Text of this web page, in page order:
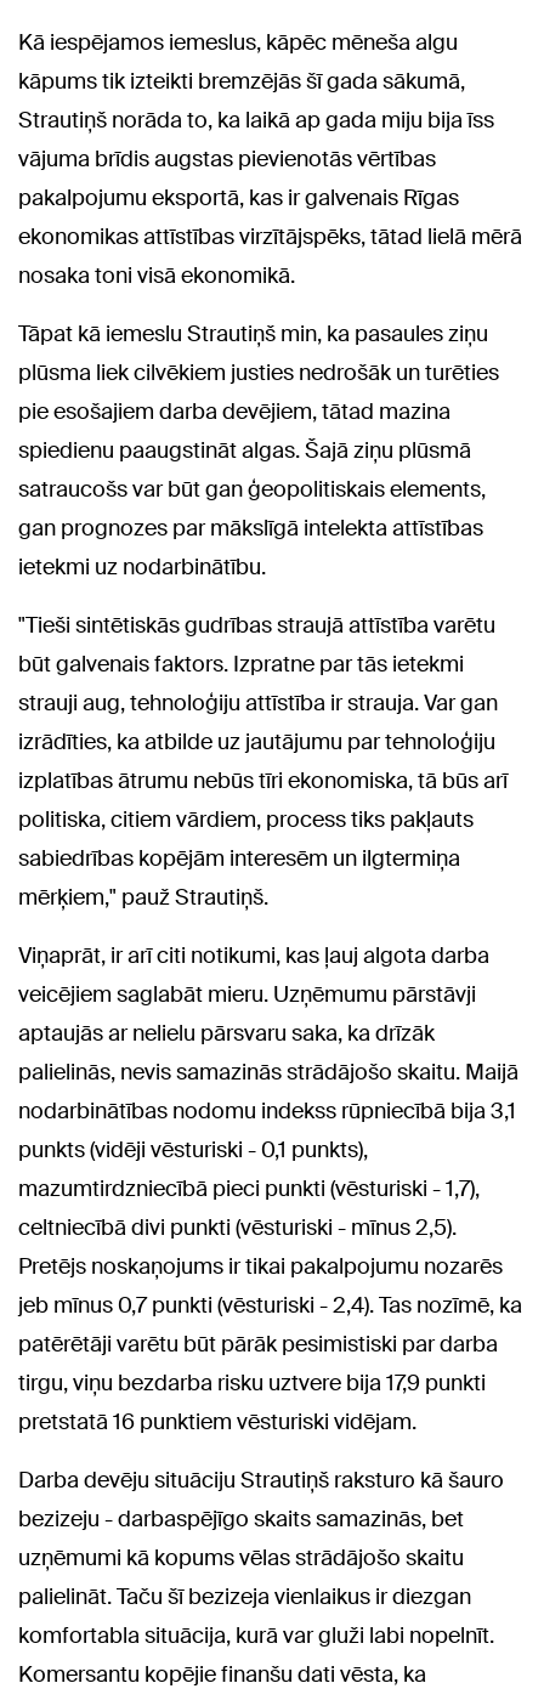
Kā iespējamos iemeslus, kāpēc mēneša algu
kāpums tik izteikti bremzējās šī gada sākumā,
Strautiņš norāda to, ka laikā ap gada miju bija īss
vājuma brīdis augstas pievienotās vērtības
pakalpojumu eksportā, kas ir galvenais Rīgas
ekonomikas attīstības virzītājspēks, tātad lielā mērā
nosaka toni visā ekonomikā.
Tāpat kā iemeslu Strautiņš min, ka pasaules ziņu
plūsma liek cilvēkiem justies nedrošāk un turēties
pie esošajiem darba devējiem, tātad mazina
spiedienu paaugstināt algas. Šajā ziņu plūsmā
satraucošs var būt gan ģeopolitiskais elements,
gan prognozes par mākslīgā intelekta attīstības
ietekmi uz nodarbinātību.
"Tieši sintētiskās gudrības straujā attīstība varētu
būt galvenais faktors. Izpratne par tās ietekmi
strauji aug, tehnoloģiju attīstība ir strauja. Var gan
izrādīties, ka atbilde uz jautājumu par tehnoloģiju
izplatības ātrumu nebūs tīri ekonomiska, tā būs arī
politiska, citiem vārdiem, process tiks pakļauts
sabiedrības kopējām interesēm un ilgtermiņa
mērķiem," pauž Strautiņš.
Viņaprāt, ir arī citi notikumi, kas ļauj algota darba
veicējiem saglabāt mieru. Uzņēmumu pārstāvji
aptaujās ar nelielu pārsvaru saka, ka drīzāk
palielinās, nevis samazinās strādājošo skaitu. Maijā
nodarbinātības nodomu indekss rūpniecībā bija 3,1
punkts (vidēji vēsturiski - 0,1 punkts),
mazumtirdzniecībā pieci punkti (vēsturiski - 1,7),
celtniecībā divi punkti (vēsturiski - mīnus 2,5).
Pretējs noskaņojums ir tikai pakalpojumu nozarēs
jeb mīnus 0,7 punkti (vēsturiski - 2,4). Tas nozīmē, ka
patērētāji varētu būt pārāk pesimistiski par darba
tirgu, viņu bezdarba risku uztvere bija 17,9 punkti
pretstatā 16 punktiem vēsturiski vidējam.
Darba devēju situāciju Strautiņš raksturo kā šauro
bezizeju - darbaspējīgo skaits samazinās, bet
uzņēmumi kā kopums vēlas strādājošo skaitu
palielināt. Taču šī bezizeja vienlaikus ir diezgan
komfortabla situācija, kurā var gluži labi nopelnīt.
Komersantu kopējie finanšu dati vēsta, ka